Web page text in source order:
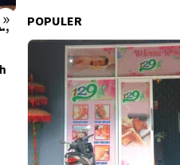
»
Ketua DPC Madas Surabaya
Soroti Keluhan Pedagang
Soal Penertiban Satpol PP,
Minta Pendekatan Humanis
POPULER